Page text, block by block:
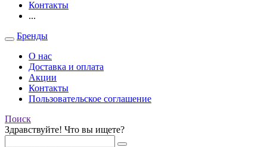
Контакты
...
Бренды
О нас
Доставка и оплата
Акции
Контакты
Пользовательское соглашение
Поиск
Здравствуйте! Что вы ищете?